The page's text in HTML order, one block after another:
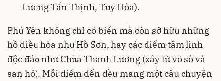
Lương Tấn Thịnh, Tuy Hòa).
Phú Yên không chỉ có biển mà còn sở hữu những
hồ điều hòa như Hồ Sơn, hay các điểm tâm linh
độc đáo như Chùa Thanh Lương (xây từ vỏ sò và
san hô). Mỗi điểm đến đều mang một câu chuyện